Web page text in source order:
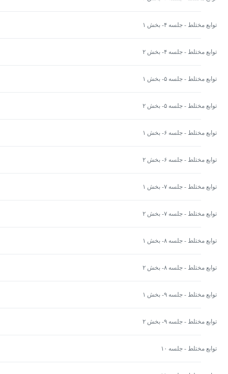
توابع مختلط - جلسه ۴- بخش ۱
توابع مختلط - جلسه ۴- بخش ۲
توابع مختلط - جلسه ۵- بخش ۱
توابع مختلط - جلسه ۵- بخش ۲
توابع مختلط - جلسه ۶- بخش ۱
توابع مختلط - جلسه ۶- بخش ۲
توابع مختلط - جلسه ۷- بخش ۱
توابع مختلط - جلسه ۷- بخش ۲
توابع مختلط - جلسه ۸- بخش ۱
توابع مختلط - جلسه ۸- بخش ۲
توابع مختلط - جلسه ۹- بخش ۱
توابع مختلط - جلسه ۹- بخش ۲
توابع مختلط - جلسه ۱۰